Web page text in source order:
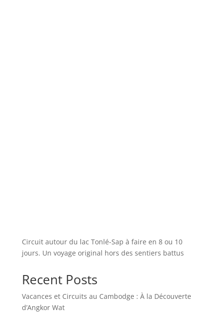
Circuit autour du lac Tonlé-Sap à faire en 8 ou 10
jours. Un voyage original hors des sentiers battus
Recent Posts
Vacances et Circuits au Cambodge : À la Découverte
d’Angkor Wat